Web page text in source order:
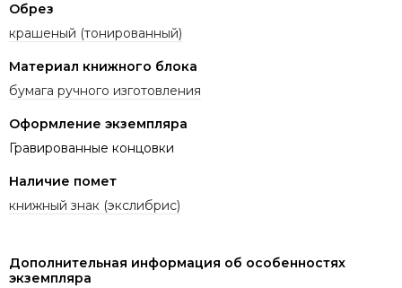
Обрез
крашеный (тонированный)
Материал книжного блока
бумага ручного изготовления
Оформление экземпляра
Гравированные концовки
Наличие помет
книжный знак (экслибрис)
Дополнительная информация об особенностях
экземпляра